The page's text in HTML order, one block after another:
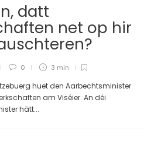
datt
net op hir
0 3 min
huet den Aarbechtsminister
am Viséier. An déi
hätt...